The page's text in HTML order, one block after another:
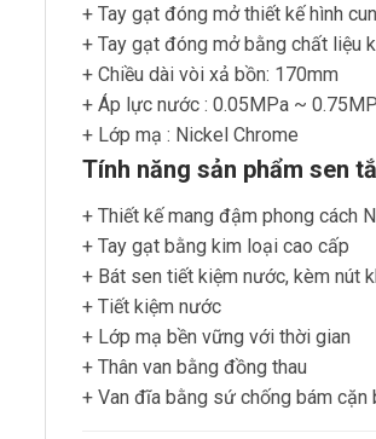
+ Tay gạt đóng mở thiết kế hình
+ Tay gạt đóng mở bằng chất liệu
+ Chiều dài vòi xả bồn: 170mm
+ Áp lực nước : 0.05MPa ~
+ Lớp mạ : Nickel Chrome
Tính năng sản phẩm sen
+ Thiết kế mang đậm phong cách
+ Tay gạt bằng kim loại cao cấp
+ Bát sen tiết kiệm nước, kèm nút
+ Tiết kiệm nước
+ Lớp mạ bền vững với thời gian
+ Thân van bằng đồng thau
+ Van đĩa bằng sứ chống bám cặn